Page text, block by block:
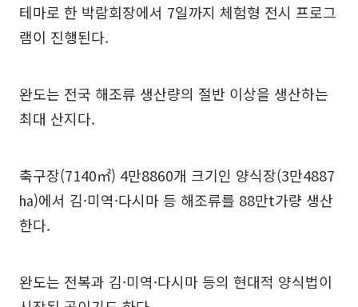
테마로 한 박람회장에서 7일까지 체험형 전시 프로그
램이 진행된다.
완도는 전국 해조류 생산량의 절반 이상을 생산하는
최대 산지다.
축구장(7140㎡) 4만8860개 크기인 양식장(3만4887
㏊)에서 김·미역·다시마 등 해조류를 88만t가량 생산
한다.
완도는 전복과 김·미역·다시마 등의 현대적 양식법이